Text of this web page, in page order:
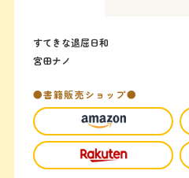
すてきな退屈日和
宮田ナノ
●書籍販売ショップ●